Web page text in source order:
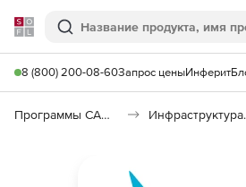
Softline
Поиск
8 (800) 200-08-60Запрос ценыИнферит
Программы САПР и ГИС